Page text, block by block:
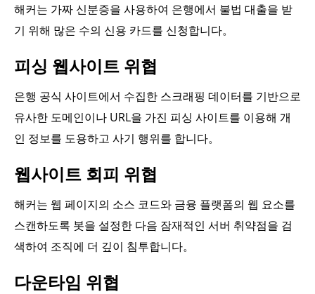
해커는 가짜 신분증을 사용하여 은행에서 불법 대출을 받
기 위해 많은 수의 신용 카드를 신청합니다。
피싱 웹사이트 위협
은행 공식 사이트에서 수집한 스크래핑 데이터를 기반으로
유사한 도메인이나 URL을 가진 피싱 사이트를 이용해 개
인 정보를 도용하고 사기 행위를 합니다。
웹사이트 회피 위협
해커는 웹 페이지의 소스 코드와 금융 플랫폼의 웹 요소를
스캔하도록 봇을 설정한 다음 잠재적인 서버 취약점을 검
색하여 조직에 더 깊이 침투합니다。
다운타임 위협